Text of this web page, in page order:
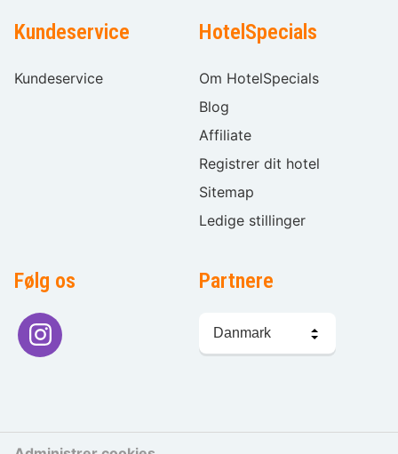
Kundeservice
Kundeservice
HotelSpecials
Om HotelSpecials
Blog
Affiliate
Registrer dit hotel
Sitemap
Ledige stillinger
Følg os Partnere